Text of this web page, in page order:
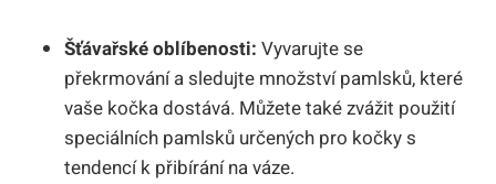
Šťávařské oblíbenosti: Vyvarujte se
překrmování a sledujte množství pamlsků, které
vaše kočka dostává. Můžete také zvážit použití
speciálních pamlsků určených pro kočky s
tendencí k přibírání na váze.